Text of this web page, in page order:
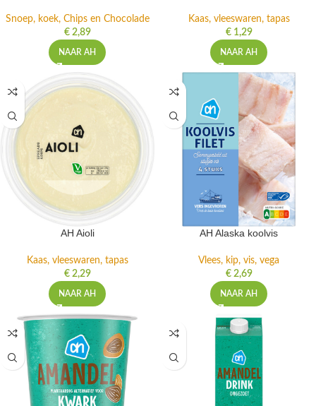
Snoep, koek, Chips en Chocolade
€2,89
NAAR AH
Kaas, vleeswaren, tapas
€1,29
NAAR AH
AH Aioli
Kaas, vleeswaren, tapas
€2,29
NAAR AH
AH Alaska koolvis
Vlees, kip, vis, vega
€2,69
NAAR AH